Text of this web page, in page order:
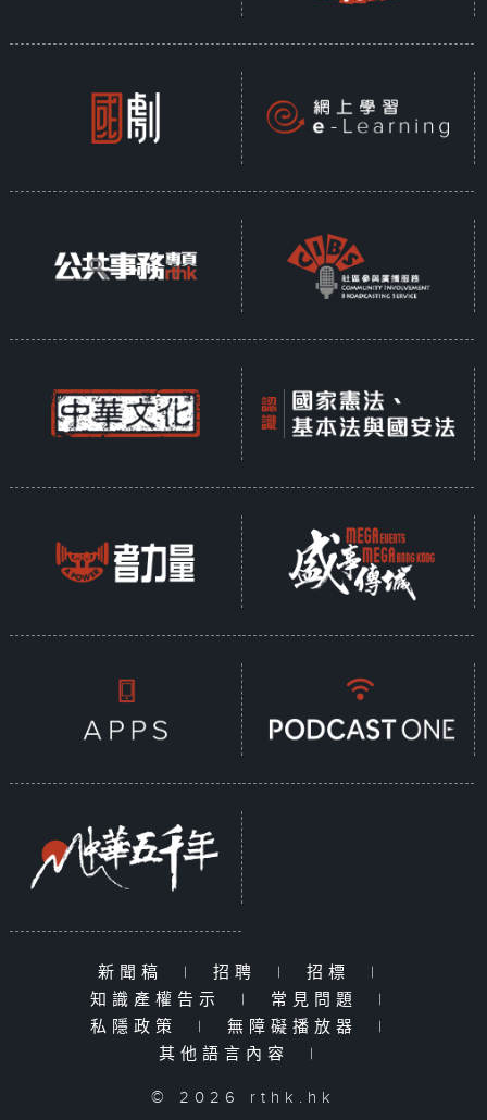
新聞稿 | 招聘 | 招標
|
知識產權告示
| 常見問題
|
私隱政策
| 無障礙播放器
|
其他語言內容
|
© 2026 rthk.hk